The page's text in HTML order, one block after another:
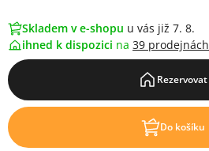
Skladem v e-shopu u vás již 7. 8.
ihned k dispozici na 39 prodejnách
Rezervovat
Do košíku